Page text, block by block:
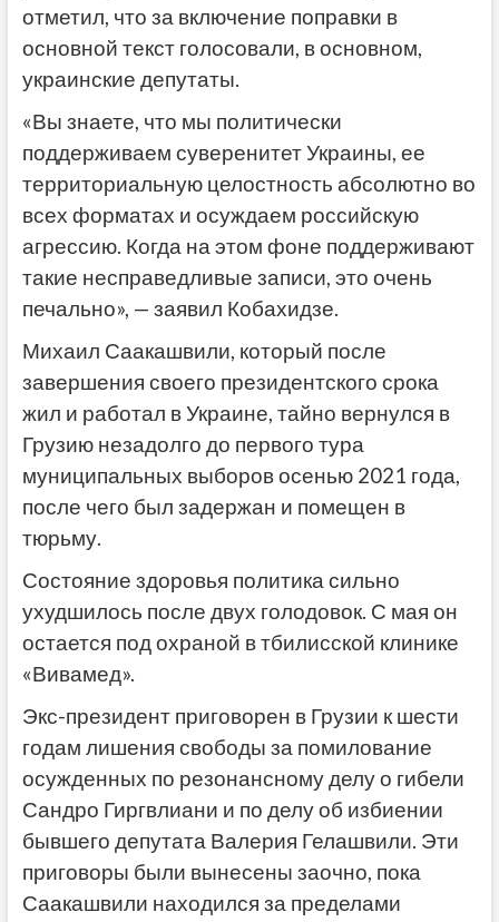
отметил, что за включение поправки в
основной текст голосовали, в основном,
украинские депутаты.
«Вы знаете, что мы политически
поддерживаем суверенитет Украины, ее
территориальную целостность абсолютно во
всех форматах и ​​осуждаем российскую
агрессию. Когда на этом фоне поддерживают
такие несправедливые записи, это очень
печально», — заявил Кобахидзе.
Михаил Саакашвили, который после
завершения своего президентского срока
жил и работал в Украине, тайно вернулся в
Грузию незадолго до первого тура
муниципальных выборов осенью 2021 года,
после чего был задержан и помещен в
тюрьму.
Состояние здоровья политика сильно
ухудшилось после двух голодовок. С мая он
остается под охраной в тбилисской клинике
«Вивамед».
Экс-президент приговорен в Грузии к шести
годам лишения свободы за помилование
осужденных по резонансному делу о гибели
Сандро Гиргвлиани и по делу об избиении
бывшего депутата Валерия Гелашвили. Эти
приговоры были вынесены заочно, пока
Саакашвили находился за пределами